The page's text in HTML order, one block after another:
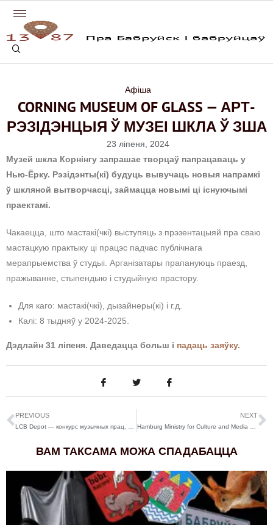
Афіша
CORNING MUSEUM OF GLASS — АРТ-
РЭЗІДЭНЦЫЯ Ў МУЗЕІ ШКЛА Ў ЗША
23 ліпеня, 2024
Музей шкла Корнінгу запрашае творцаў папрацаваць у
Нью-Ёрку. Рэзідэнты(кі) будуць вывучаць новыя напрамкі
ў шкляной вытворчасці, займацца новымі ці існуючымі
праектамі.
Чакаецца, што мастакі(чкі) выступяць з прэзентацыяй пра сваю
мастацкую практыку ці працэс падчас публічнага
мерапрыемства ў студыі. Арганізатары прапануюць праезд,
пражыванне, стыпендыю і студыйную прастору.
Для каго: мастакі(чкі), дызайнеры(кі) і г.д.
Калі: 8 тыдняў у 2024-2025.
Дэдлайн 31 ліпеня. Даведацца больш і падаць заяўку.
PREVIOUS NEXT
ВАМ ТАКСАМА МОЖА СПАДАБАЦЦА